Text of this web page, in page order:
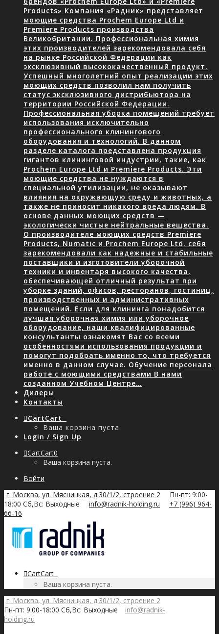
Products» Компания «Радник» представляет
моющие средства Prochem Europe Ltd и
Premiere Products производства
Великобритании. Профессиональная химия
этих производителей зарекомендовала себя
на рынке Российской Федерации как
эксклюзивный высококачественный продукт.
Успешный многолетний опыт реализации этих
моющих средств позволил нам получить
статус эксклюзивного дистрибьютора на
территории Российской Федерации.
Профессиональная уборка помещений требует
использования исключительно
профессионального клинингового
оборудования и технологий. В данном
разделе каталога представлена продукция
гигантов клининговой индустрии, такие, как
Prochem Europe Ltd и Premiere Products. Эти
моющие средства не нуждаются в
специальной утилизации, не оказывают
влияния на окружающую среду и животных, а
также не приносит никакого вреда людям. В
основе данных моющих средств —
экологически чистые нейтральные вещества.
О производителе моющих средств Premiere
Products, Numatic и Prochem Europe Ltd. себя
зарекомендовали как надежные и стабильные
поставщики и изготовители уборочной
техники и инвентаря высокого качества,
обеспечивающей отличный результат при
уборке зданий, офисов, ресторанов, гостиниц,
производственных и административных
помещений. Если для клининга понадобится
лучшая уборочная химия или уборочное
оборудование, наши квалифицированные
консультанты ознакомят Вас со всеми
особенностями использования продукции и
помогут подобрать именно то, что требуется
именно в данном случае. Обучение персонала
работе с моющими средствами В нами
созданном Учебном Центре…
Дилеры
Контакты
CartCart
Ваша корзина пуста.
Login / Sign Up
CartCart0
Ваша корзина пуста.
Войти
г. Москва, ул. Мясницкая, д.30/1/2, строение 2
Пн-пт: 9:00-
18:00 Сб,Вс: Выходные
info@radnik-holding.ru
+7 (996) 964-
66-16
CartCart
Ваша корзина пуста.
г. Москва, ул. Мясницкая, д.30/1/2, строение 2
Пн-пт: 9:00-18:00 Сб,Вс: Выходные
info@radnik-
holding.ru